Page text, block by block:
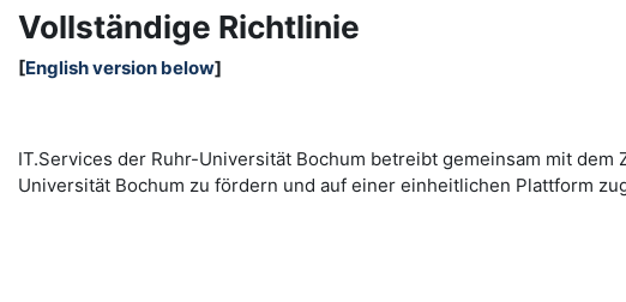
Vollständige Richtlinie
[English version below]
IT.Services der Ruhr-Universität Bochum betreibt gemeinsam mit
Universität Bochum zu fördern und auf einer einheitlichen Plattform